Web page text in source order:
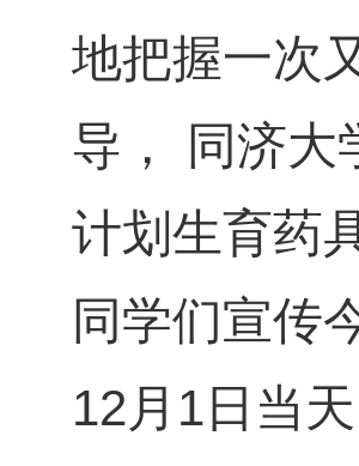
地把握一次
导， 同济大
计划生育药
同学们宣传
12月1日当